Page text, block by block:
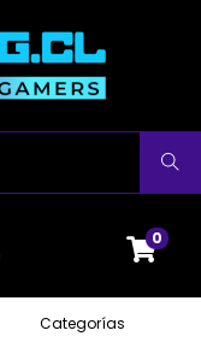
Buscar
0
Categorías